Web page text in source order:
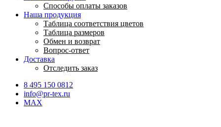
Способы оплаты заказов
Наша продукция
Таблица соответствия цветов
Таблица размеров
Обмен и возврат
Вопрос-ответ
Доставка
Отследить заказ
8 495 150 0812
info@pr-tex.ru
MAX